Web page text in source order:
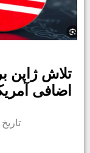
تلاش ژاپن
اضافی
تاریخ